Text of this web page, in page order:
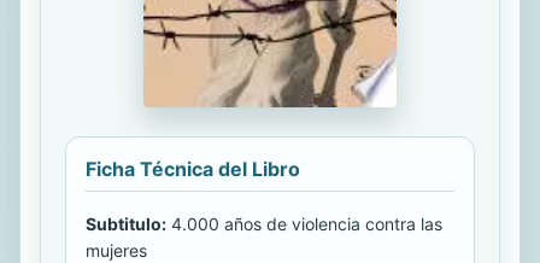
Ficha Técnica del Libro
Subtitulo: 4.000 años de violencia contra las
mujeres